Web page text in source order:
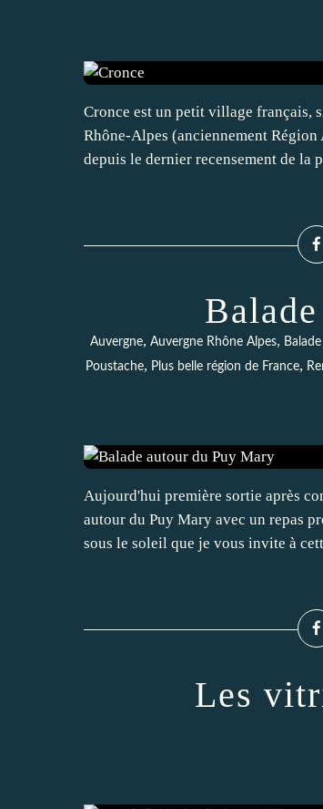
Cronce est un petit village français,
Rhône-Alpes (anciennement Région
depuis le dernier recensement de la
Auvergne, Auvergne Rhône Alpes,
Poustache, Plus belle région de France,
Aujourd'hui première sortie après
autour du Puy Mary avec un repas
sous le soleil que je vous invite à
Les